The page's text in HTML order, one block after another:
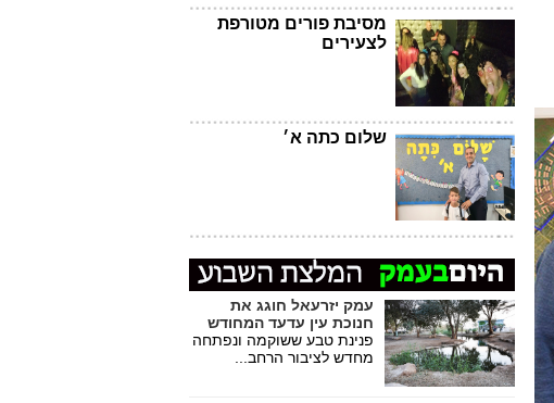
מסיבת פורים מטורפת
לצעירים
שלום כתה א׳
עמק יזרעאל חוגג את
חנוכת עין עדעד המחודש
פנינת טבע ששוקמה ונפתחה
מחדש לציבור הרחב...